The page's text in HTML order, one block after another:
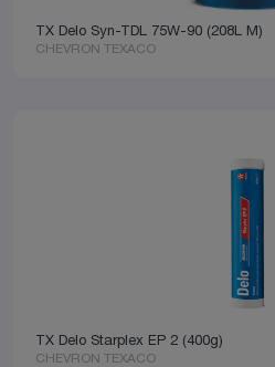
TX Delo Syn-TDL 75W-90 (208L M)
CHEVRON TEXACO
TX Delo Starplex EP 2 (400g)
CHEVRON TEXACO